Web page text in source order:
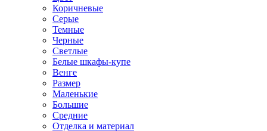
Коричневые
Серые
Темные
Черные
Светлые
Белые шкафы-купе
Венге
Размер
Маленькие
Большие
Средние
Отделка и материал